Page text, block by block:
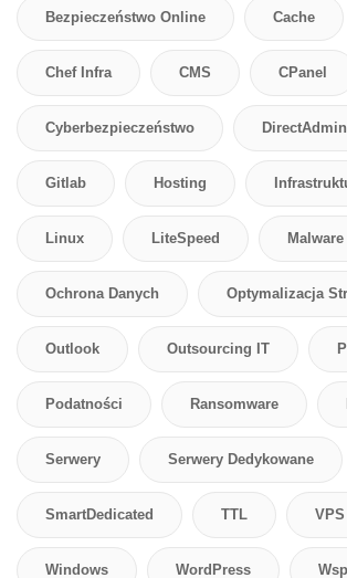
Bezpieczeństwo Online Cache
Chef Infra CMS CPanel
Cyberbezpieczeństwo DirectAdmin
Gitlab Hosting
Linux LiteSpeed Malware
Ochrona Danych Optymalizacja
Outlook Outsourcing IT
Podatności Ransomware
Serwery Serwery Dedykowane
SmartDedicated TTL VPS
Windows WordPress